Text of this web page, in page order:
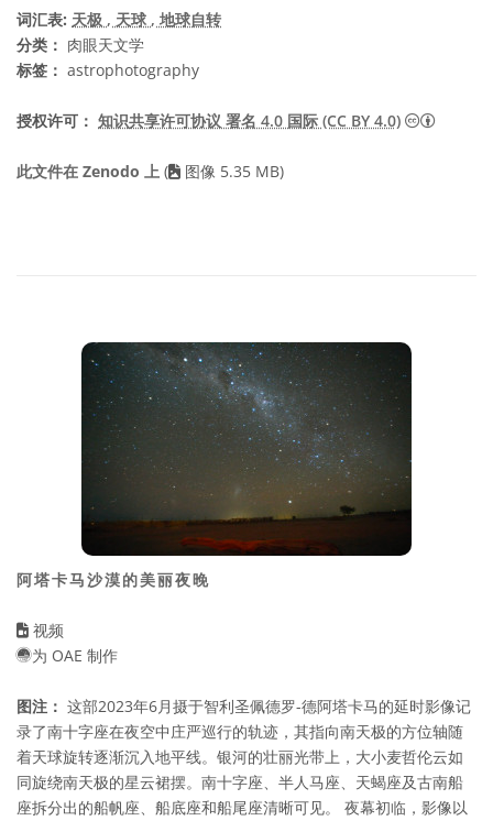
词汇表: 天极 , 天球 , 地球自转
分类： 肉眼天文学
标签： astrophotography
授权许可： 知识共享许可协议 署名 4.0 国际 (CC BY 4.0) 知识共
此文件在 Zenodo 上 ( 图像 5.35 MB)
阿塔卡马沙漠的美丽夜晚
视频
为 OAE 制作
图注： 这部2023年6月摄于智利圣佩德罗-德阿塔卡马的延时影像记
录了南十字座在夜空中庄严巡行的轨迹，其指向南天极的方位轴随
着天球旋转逐渐沉入地平线。银河的壮丽光带上，大小麦哲伦云如
同旋绕南天极的星云裙摆。南十字座、半人马座、天蝎座及古南船
座拆分出的船帆座、船底座和船尾座清晰可见。 夜幕初临，影像以